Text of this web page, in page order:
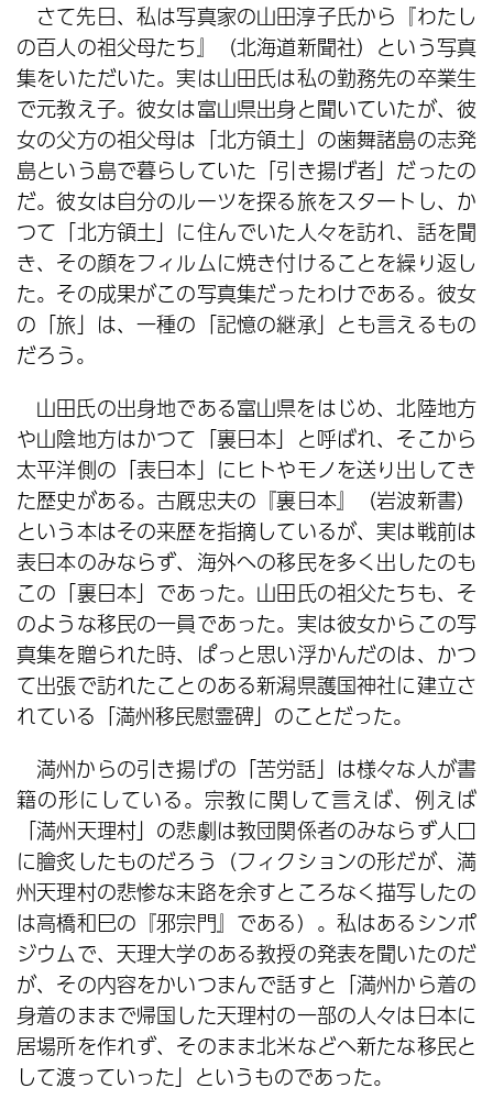
さて先日、私は写真家の山田淳子氏から『わたし
の百人の祖父母たち』（北海道新聞社）という写真
集をいただいた。実は山田氏は私の勤務先の卒業生
で元教え子。彼女は富山県出身と聞いていたが、彼
女の父方の祖父母は「北方領土」の歯舞諸島の志発
島という島で暮らしていた「引き揚げ者」だったの
だ。彼女は自分のルーツを探る旅をスタートし、か
つて「北方領土」に住んでいた人々を訪れ、話を聞
き、その顔をフィルムに焼き付けることを繰り返し
た。その成果がこの写真集だったわけである。彼女
の「旅」は、一種の「記憶の継承」とも言えるもの
だろう。
山田氏の出身地である富山県をはじめ、北陸地方
や山陰地方はかつて「裏日本」と呼ばれ、そこから
太平洋側の「表日本」にヒトやモノを送り出してき
た歴史がある。古厩忠夫の『裏日本』（岩波新書）
という本はその来歴を指摘しているが、実は戦前は
表日本のみならず、海外への移民を多く出したのも
この「裏日本」であった。山田氏の祖父たちも、そ
のような移民の一員であった。実は彼女からこの写
真集を贈られた時、ぱっと思い浮かんだのは、かつ
て出張で訪れたことのある新潟県護国神社に建立さ
れている「満州移民慰霊碑」のことだった。
満州からの引き揚げの「苦労話」は様々な人が書
籍の形にしている。宗教に関して言えば、例えば
「満州天理村」の悲劇は教団関係者のみならず人口
に膾炙したものだろう（フィクションの形だが、満
州天理村の悲惨な末路を余すところなく描写したの
は高橋和巳の『邪宗門』である）。私はあるシンポ
ジウムで、天理大学のある教授の発表を聞いたのだ
が、その内容をかいつまんで話すと「満州から着の
身着のままで帰国した天理村の一部の人々は日本に
居場所を作れず、そのまま北米などへ新たな移民と
して渡っていった」というものであった。